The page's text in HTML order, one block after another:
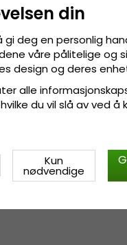
9 - 21,6-22,5
9,5 - 22,6-
10 - >23 cm /
din
gi deg en personlig
våre pålitelige og
design og deres
alle
du vil slå av ved å
Kun
nødvendige